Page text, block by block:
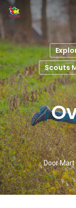
Skip
main
content
Scouts
DoorMart